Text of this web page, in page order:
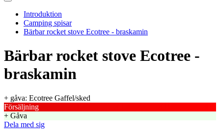
Introduktion
Camping spisar
Bärbar rocket stove Ecotree - braskamin
Bärbar rocket stove Ecotree -
braskamin
+ gåva: Ecotree Gaffel/sked
Försäljning
+ Gåva
Dela med sig